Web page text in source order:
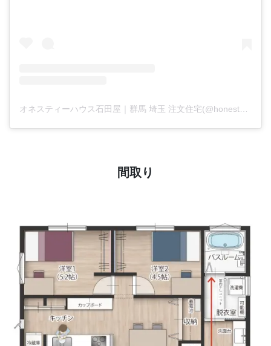
オネスティーハウス石田屋｜群馬 埼玉 注文住宅(@honestyhouse)がシェアした投稿
間取り